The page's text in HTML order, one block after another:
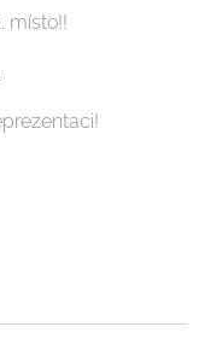
místo!!